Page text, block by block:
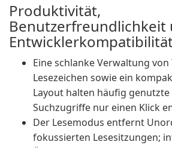
Produktivität,
Benutzerfreundlichkeit
Eine schlanke Verwaltung von
Lesezeichen sowie ein
Layout halten häufig genutzte
Suchzugriffe nur einen Klick
Der Lesemodus entfernt
fokussierten Lesesitzungen;